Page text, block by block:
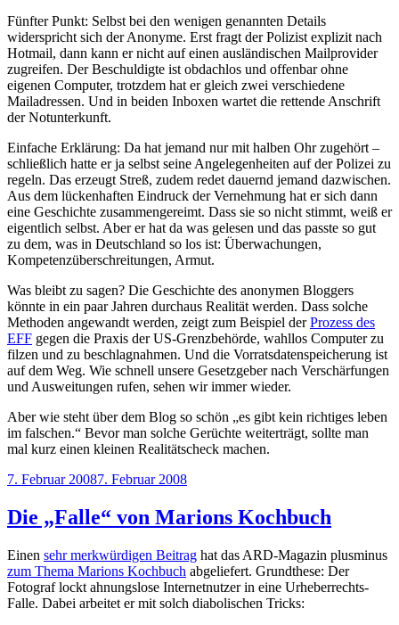
Fünfter Punkt: Selbst bei den wenigen genannten Details
widerspricht sich der Anonyme. Erst fragt der Polizist explizit nach
Hotmail, dann kann er nicht auf einen ausländischen Mailprovider
zugreifen. Der Beschuldigte ist obdachlos und offenbar ohne
eigenen Computer, trotzdem hat er gleich zwei verschiedene
Mailadressen. Und in beiden Inboxen wartet die rettende Anschrift
der Notunterkunft.
Einfache Erklärung: Da hat jemand nur mit halben Ohr zugehört –
schließlich hatte er ja selbst seine Angelegenheiten auf der Polizei zu
regeln. Das erzeugt Streß, zudem redet dauernd jemand dazwischen.
Aus dem lückenhaften Eindruck der Vernehmung hat er sich dann
eine Geschichte zusammengereimt. Dass sie so nicht stimmt, weiß er
eigentlich selbst. Aber er hat da was gelesen und das passte so gut
zu dem, was in Deutschland so los ist: Überwachungen,
Kompetenzüberschreitungen, Armut.
Was bleibt zu sagen? Die Geschichte des anonymen Bloggers
könnte in ein paar Jahren durchaus Realität werden. Dass solche
Methoden angewandt werden, zeigt zum Beispiel derProzess des
EFF gegen die Praxis der US-Grenzbehörde, wahllos Computer zu
filzen und zu beschlagnahmen. Und die Vorratsdatenspeicherung ist
auf dem Weg. Wie schnell unsere Gesetzgeber nach Verschärfungen
und Ausweitungen rufen, sehen wir immer wieder.
Aber wie steht über dem Blog so schön „es gibt kein richtiges leben
im falschen.“ Bevor man solche Gerüchte weiterträgt, sollte man
mal kurz einen kleinen Realitätscheck machen.
Veröffentlicht
7. Februar 20087. Februar 2008
Die „Falle“ von Marions Kochbuch
Einen sehr merkwürdigen Beitrag hat das ARD-Magazin plusminus
zum Thema Marions Kochbuch abgeliefert. Grundthese: Der
Fotograf lockt ahnungslose Internetnutzer in eine Urheberrechts-
Falle. Dabei arbeitet er mit solch diabolischen Tricks: